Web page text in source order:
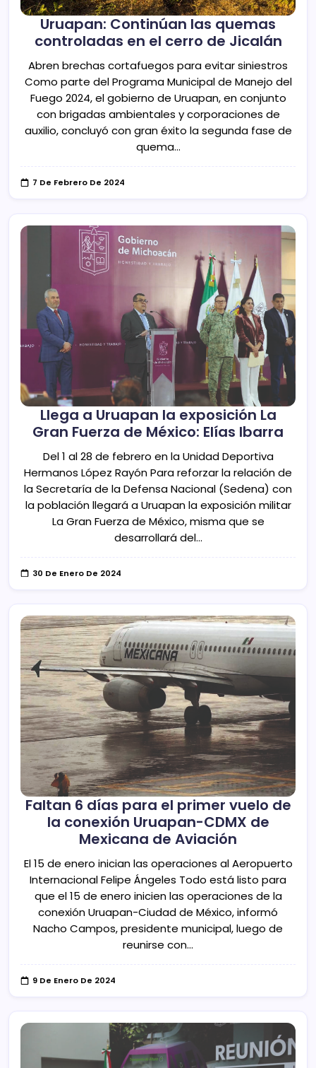
Uruapan: Continúan las quemas
controladas en el cerro de Jicalán
Abren brechas cortafuegos para evitar siniestros
Como parte del Programa Municipal de Manejo del
Fuego 2024, el gobierno de Uruapan, en conjunto
con brigadas ambientales y corporaciones de
auxilio, concluyó con gran éxito la segunda fase de
quema…
7 De Febrero De 2024
Llega a Uruapan la exposición La
Gran Fuerza de México: Elías Ibarra
Del 1 al 28 de febrero en la Unidad Deportiva
Hermanos López Rayón Para reforzar la relación de
la Secretaría de la Defensa Nacional (Sedena) con
la población llegará a Uruapan la exposición militar
La Gran Fuerza de México, misma que se
desarrollará del…
30 De Enero De 2024
Faltan 6 días para el primer vuelo de
la conexión Uruapan-CDMX de
Mexicana de Aviación
El 15 de enero inician las operaciones al Aeropuerto
Internacional Felipe Ángeles Todo está listo para
que el 15 de enero inicien las operaciones de la
conexión Uruapan-Ciudad de México, informó
Nacho Campos, presidente municipal, luego de
reunirse con…
9 De Enero De 2024